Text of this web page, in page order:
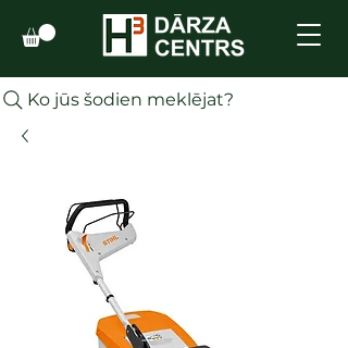
Ko jūs šodien meklējat?